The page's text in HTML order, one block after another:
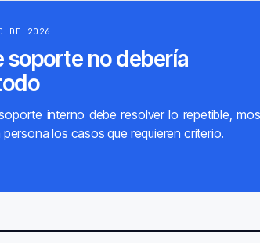
DE 2026
soporte no debería
interno debe resolver lo repetible,
los casos que requieren criterio.